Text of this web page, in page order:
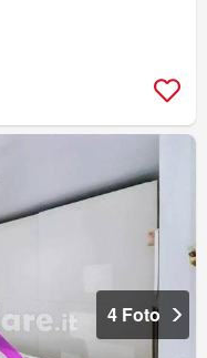
4 Foto